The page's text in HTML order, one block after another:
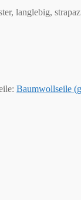
langlebig,
Baumwollseile